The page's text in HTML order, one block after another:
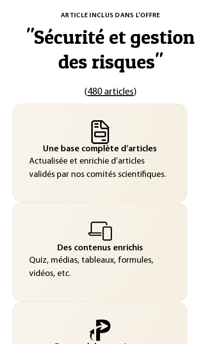
ARTICLE INCLUS DANS L'OFFRE
"Sécurité et gestion
des risques"
(480 articles)
Une base complète d’articles
Actualisée et enrichie d’articles
validés par nos comités scientifiques.
Des contenus enrichis
Quiz, médias, tableaux, formules,
vidéos, etc.